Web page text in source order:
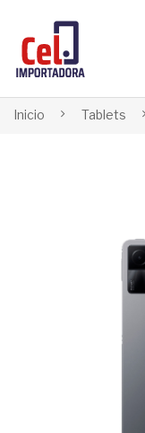
Inicio Tablets